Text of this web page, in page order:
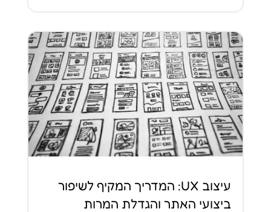
עיצוב UX: המדריך המקיף לשיפור
ביצועי האתר והגדלת המרות